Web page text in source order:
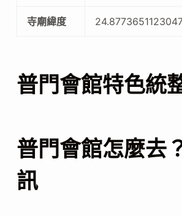
寺廟緯度
普門會館特色統
普門會館怎麼去
訊